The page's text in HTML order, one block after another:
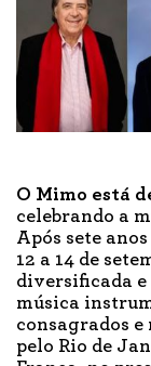
O Mimo está
celebrando a
Após sete
12 a 14 de
diversificada
música
consagrados e
pelo Rio de